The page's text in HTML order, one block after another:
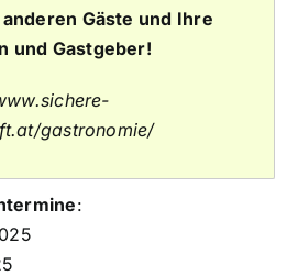
Gäste und Ihre
und Gastgeber!
gastronomie/
: